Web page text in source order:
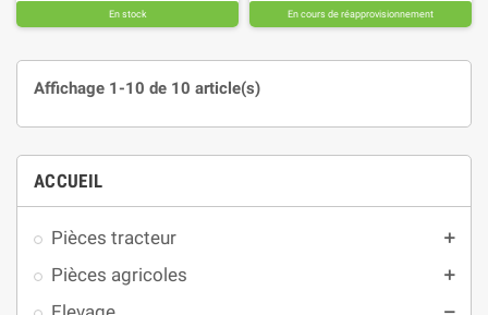
ACCUEIL
Pièces tracteur add
Pièces agricoles add
En stock En cours de réapprovisionnement
Affichage 1-10 de 10 article(s)